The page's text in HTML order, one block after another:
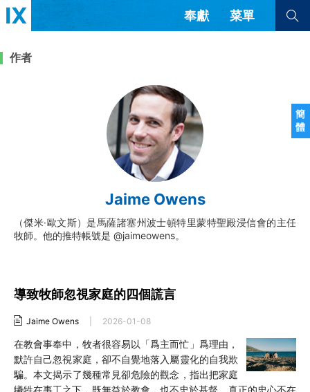
簡
體
奉獻 菜單
書評 訪談
解經式講道與神學
福音傳講與宣教 成員制與教會紀律
查看全部
查看全部
隱私條款
正體中文
西班牙語
葡萄牙語
俄語
烏茲別克語
达里语
韓語
土耳其語
作者
Jaime Owens
（傑米·歐文斯）是馬薩諸塞州波士頓特里蒙特聖殿浸信會的主任
牧師。他的推特帳號是 @jaimeowens。
導致牧師忽視家庭的四個謊言
Jaime Owens 2026-01-08
在教會事奉中，牧者很容易以「爲主而忙」爲理由，
默許自己忽視家庭，卻不自覺地落入屬靈化的自我欺
騙。本文揭示了幾種常見卻危險的觀念，指出把家庭
犧牲在事工之下，既無益於教會，也不忠於基督。真正的忠心不在